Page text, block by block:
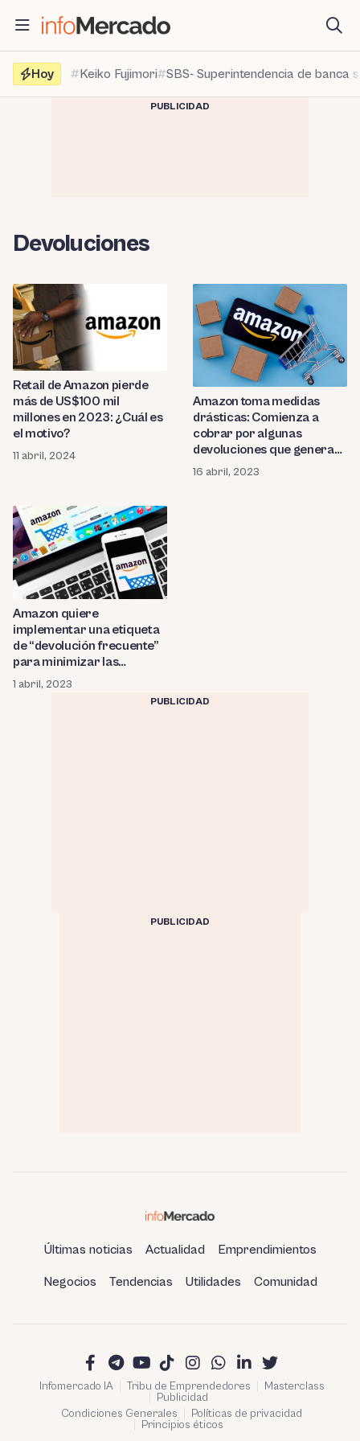
contenido
Hoy
Keiko Fujimori SBS- Superintendencia de banca
PUBLICIDAD
Devoluciones
Retail de Amazon pierde
más de US$100 mil
millones en 2023: ¿Cuál es
el motivo?
11 abril, 2024
Amazon toma medidas
drásticas: Comienza a
cobrar por algunas
devoluciones que generan
pérdidas millonarias en
minoristas
16 abril, 2023
Amazon quiere
implementar una etiqueta
de “devolución frecuente”
para minimizar las
devoluciones de productos
1 abril, 2023
PUBLICIDAD
PUBLICIDAD
Últimas noticias Actualidad Emprendimientos
Negocios Tendencias Utilidades Comunidad
Infomercado IA Tribu de Emprendedores
Masterclass
Publicidad
Condiciones Generales
Políticas de privacidad
Principios éticos